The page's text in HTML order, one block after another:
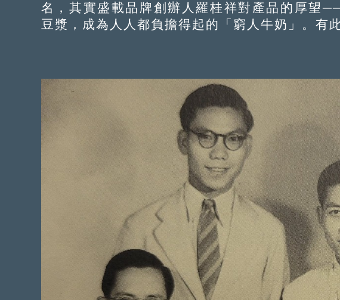
名，其實盛載品牌創辦人羅桂祥對產品的厚望
豆漿，成為人人都負擔得起的「窮人牛奶」。有